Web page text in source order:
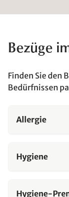
Bezüge
Finden Sie den
Bedürfnissen
Allergie
Hygiene
Hygiene-